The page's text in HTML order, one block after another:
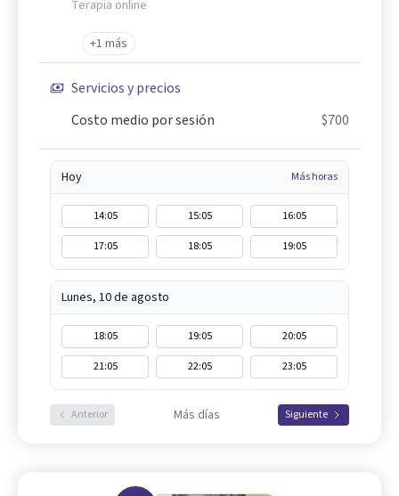
Terapia online
+1 más
Servicios y precios
Costo medio por sesión
$700
Hoy Más horas
14:05 15:05
16:05
17:05
18:05 19:05
Lunes, 10 de agosto
18:05 19:05
20:05
21:05
22:05 23:05
Anterior Más días Siguiente